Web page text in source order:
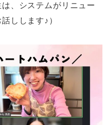
、システムがリニュー
しします♪）